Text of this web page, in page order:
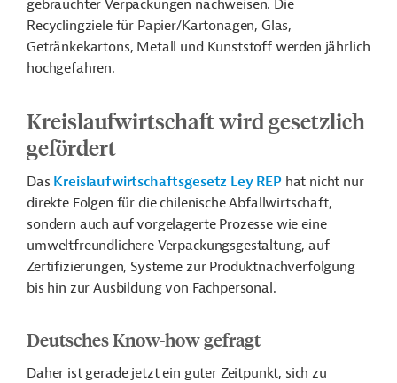
gebrauchter Verpackungen nachweisen. Die
Recyclingziele für Papier/Kartonagen, Glas,
Getränkekartons, Metall und Kunststoff werden jährlich
hochgefahren.
Kreislaufwirtschaft wird gesetzlich
gefördert
Das Kreislaufwirtschaftsgesetz Ley REPhat nicht nur
direkte Folgen für die chilenische Abfallwirtschaft,
sondern auch auf vorgelagerte Prozesse wie eine
umweltfreundlichere Verpackungsgestaltung, auf
Zertifizierungen, Systeme zur Produktnachverfolgung
bis hin zur Ausbildung von Fachpersonal.
Deutsches Know-how gefragt
Daher ist gerade jetzt ein guter Zeitpunkt, sich zu